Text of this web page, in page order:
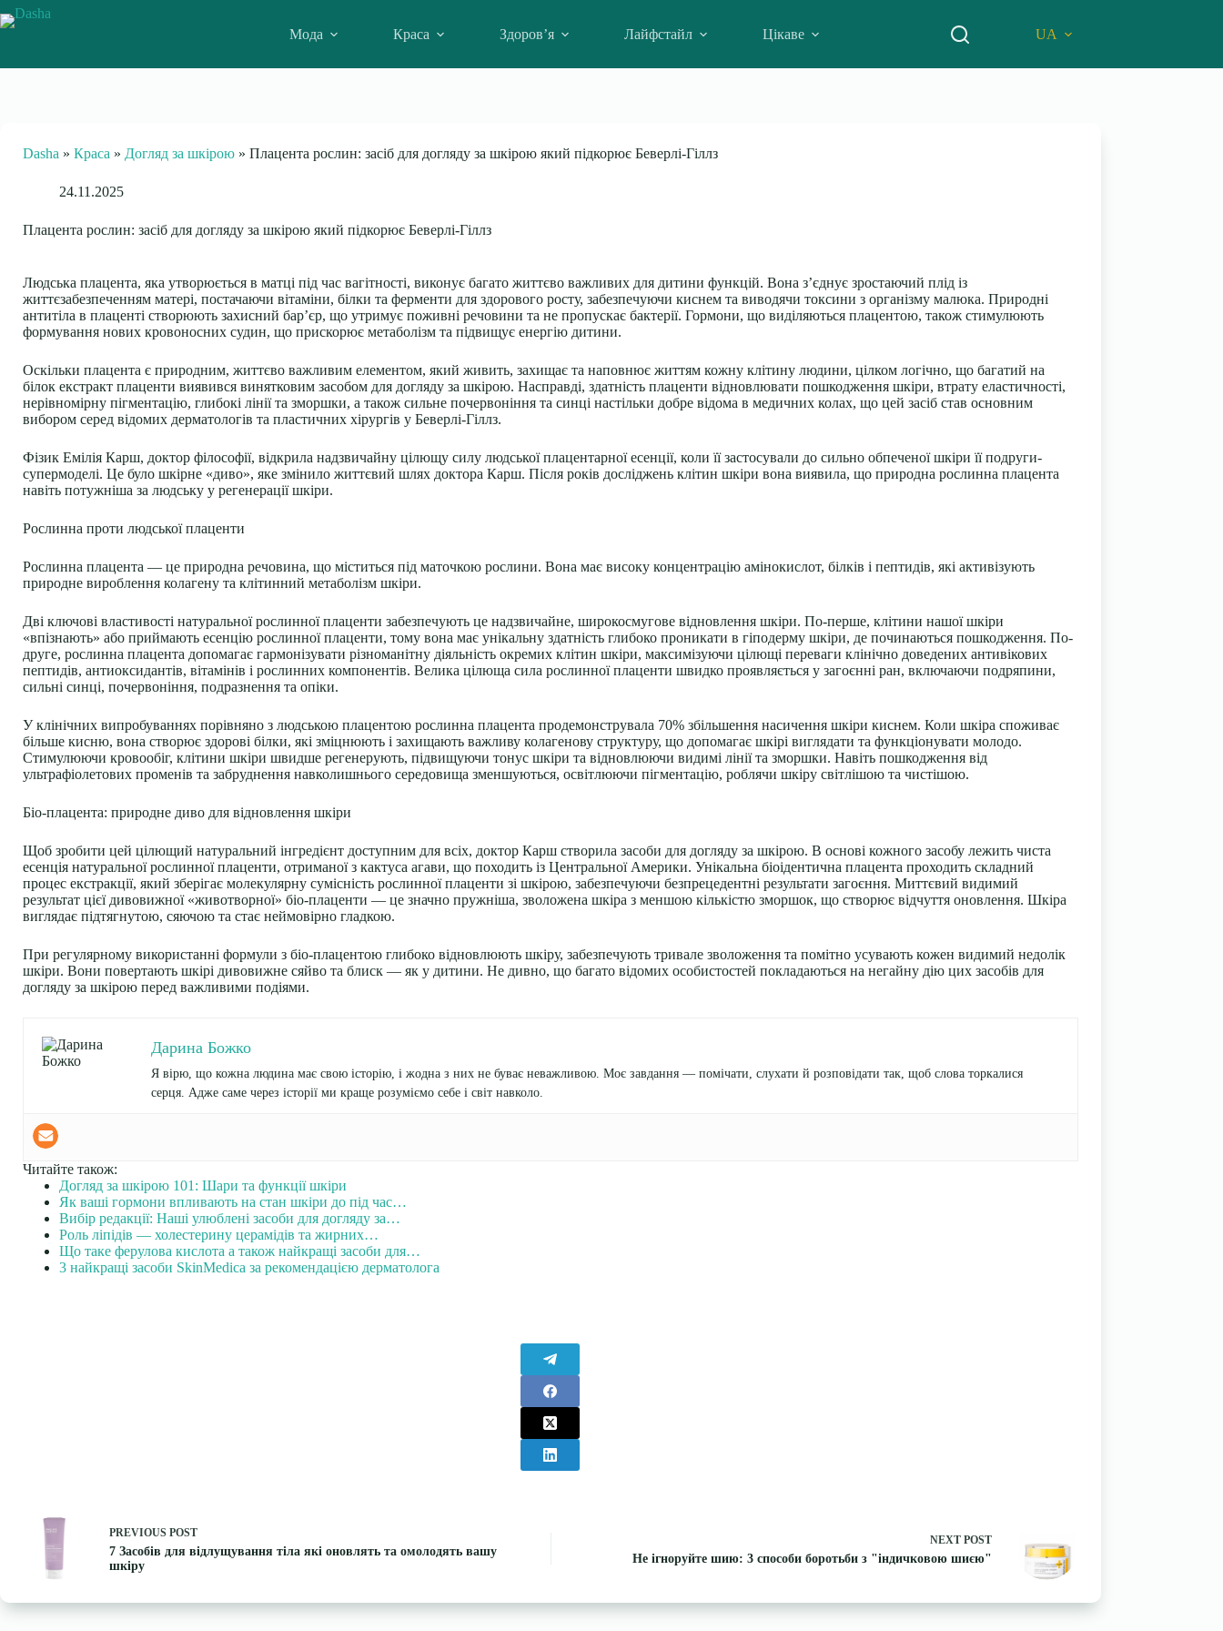
Skip
to
Мода Краса Здоров’я Лайфстайл Цікаве UA
Dasha » Краса » Догляд за шкірою » Плацента рослин: засіб для догляду за шкірою який підкорює Беверлі-Гіллз
24.11.2025
Плацента рослин: засіб для догляду за шкірою який підкорює Беверлі-Гіллз
Людська плацента, яка утворюється в матці під час вагітності, виконує багато життєво важливих для дитини функцій. Вона з’єднує зростаючий плід із
життєзабезпеченням матері, постачаючи вітаміни, білки та ферменти для здорового росту, забезпечуючи киснем та виводячи токсини з організму малюка. Природні
антитіла в плаценті створюють захисний бар’єр, що утримує поживні речовини та не пропускає бактерії. Гормони, що виділяються плацентою, також стимулюють
формування нових кровоносних судин, що прискорює метаболізм та підвищує енергію дитини.
Оскільки плацента є природним, життєво важливим елементом, який живить, захищає та наповнює життям кожну клітину людини, цілком логічно, що багатий на
білок екстракт плаценти виявився винятковим засобом для догляду за шкірою. Насправді, здатність плаценти відновлювати пошкодження шкіри, втрату еластичності,
нерівномірну пігментацію, глибокі лінії та зморшки, а також сильне почервоніння та синці настільки добре відома в медичних колах, що цей засіб став основним
вибором серед відомих дерматологів та пластичних хірургів у Беверлі-Гіллз.
Фізик Емілія Карш, доктор філософії, відкрила надзвичайну цілющу силу людської плацентарної есенції, коли її застосували до сильно обпеченої шкіри її подруги-
супермоделі. Це було шкірне «диво», яке змінило життєвий шлях доктора Карш. Після років досліджень клітин шкіри вона виявила, що природна рослинна плацента
навіть потужніша за людську у регенерації шкіри.
Рослинна проти людської плаценти
Рослинна плацента — це природна речовина, що міститься під маточкою рослини. Вона має високу концентрацію амінокислот, білків і пептидів, які активізують
природне вироблення колагену та клітинний метаболізм шкіри.
Дві ключові властивості натуральної рослинної плаценти забезпечують це надзвичайне, широкосмугове відновлення шкіри. По-перше, клітини нашої шкіри
«впізнають» або приймають есенцію рослинної плаценти, тому вона має унікальну здатність глибоко проникати в гіподерму шкіри, де починаються пошкодження. По-
друге, рослинна плацента допомагає гармонізувати різноманітну діяльність окремих клітин шкіри, максимізуючи цілющі переваги клінічно доведених антивікових
пептидів, антиоксидантів, вітамінів і рослинних компонентів. Велика цілюща сила рослинної плаценти швидко проявляється у загоєнні ран, включаючи подряпини,
сильні синці, почервоніння, подразнення та опіки.
У клінічних випробуваннях порівняно з людською плацентою рослинна плацента продемонструвала 70% збільшення насичення шкіри киснем. Коли шкіра споживає
більше кисню, вона створює здорові білки, які зміцнюють і захищають важливу колагенову структуру, що допомагає шкірі виглядати та функціонувати молодо.
Стимулюючи кровообіг, клітини шкіри швидше регенерують, підвищуючи тонус шкіри та відновлюючи видимі лінії та зморшки. Навіть пошкодження від
ультрафіолетових променів та забруднення навколишнього середовища зменшуються, освітлюючи пігментацію, роблячи шкіру світлішою та чистішою.
Біо-плацента: природне диво для відновлення шкіри
Щоб зробити цей цілющий натуральний інгредієнт доступним для всіх, доктор Карш створила засоби для догляду за шкірою. В основі кожного засобу лежить чиста
есенція натуральної рослинної плаценти, отриманої з кактуса агави, що походить із Центральної Америки. Унікальна біоідентична плацента проходить складний
процес екстракції, який зберігає молекулярну сумісність рослинної плаценти зі шкірою, забезпечуючи безпрецедентні результати загоєння. Миттєвий видимий
результат цієї дивовижної «животворної» біо-плаценти — це значно пружніша, зволожена шкіра з меншою кількістю зморшок, що створює відчуття оновлення. Шкіра
виглядає підтягнутою, сяючою та стає неймовірно гладкою.
При регулярному використанні формули з біо-плацентою глибоко відновлюють шкіру, забезпечують тривале зволоження та помітно усувають кожен видимий недолік
шкіри. Вони повертають шкірі дивовижне сяйво та блиск — як у дитини. Не дивно, що багато відомих особистостей покладаються на негайну дію цих засобів для
догляду за шкірою перед важливими подіями.
Дарина Божко
Я вірю, що кожна людина має свою історію, і жодна з них не буває неважливою. Моє завдання — помічати, слухати й розповідати так, щоб слова торкалися
серця. Адже саме через історії ми краще розуміємо себе і світ навколо.
Читайте також:
Догляд за шкірою 101: Шари та функції шкіри
Як ваші гормони впливають на стан шкіри до під час…
Вибір редакції: Наші улюблені засоби для догляду за…
Роль ліпідів — холестерину церамідів та жирних…
Що таке ферулова кислота а також найкращі засоби для…
3 найкращі засоби SkinMedica за рекомендацією дерматолога
PREVIOUS POST
7 Засобів для відлущування тіла які оновлять та омолодять вашу
шкіру
NEXT POST
Не ігноруйте шию: 3 способи боротьби з "індичковою шиєю"